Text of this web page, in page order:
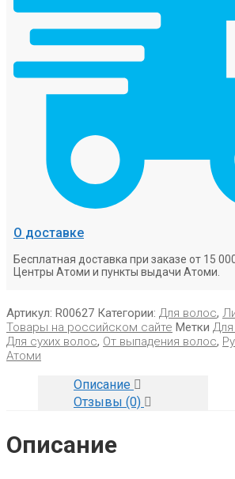
О доставке
Бесплатная доставка при заказе от 15
Центры Атоми и пункты выдачи Атоми.
Артикул: R00627 Категории: Для волос,
Товары на российском сайте Метки
Для сухих волос, От выпадения волос,
Атоми
Описание
Отзывы (0)
Описание